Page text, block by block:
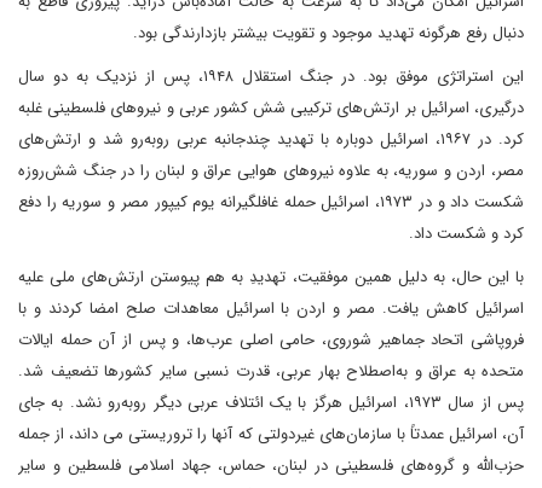
دنبال رفع هرگونه تهدید موجود و تقویت بیشتر بازدارندگی بود.
این استراتژی موفق بود. در جنگ استقلال ۱۹۴۸، پس از نزدیک به دو سال
درگیری، اسرائیل بر ارتش‌های ترکیبی شش کشور عربی و نیروهای فلسطینی غلبه
کرد. در ۱۹۶۷، اسرائیل دوباره با تهدید چندجانبه عربی روبه‌رو شد و ارتش‌های
مصر، اردن و سوریه، به علاوه نیروهای هوایی عراق و لبنان را در جنگ شش‌روزه
شکست داد و در ۱۹۷۳، اسرائیل حمله غافلگیرانه یوم کیپور مصر و سوریه را دفع
کرد و شکست داد.
با این حال، به دلیل همین موفقیت، تهدیدِ به هم پیوستن ارتش‌های ملی علیه
اسرائیل کاهش یافت. مصر و اردن با اسرائیل معاهدات صلح امضا کردند و با
فروپاشی اتحاد جماهیر شوروی، حامی اصلی عرب‌ها، و پس از آن حمله ایالات
متحده به عراق و به‌اصطلاح بهار عربی، قدرت نسبی سایر کشورها تضعیف شد.
پس از سال ۱۹۷۳، اسرائیل هرگز با یک ائتلاف عربی دیگر روبه‌رو نشد. به جای
آن، اسرائیل عمدتاً با سازمان‌های غیردولتی که آنها را تروریستی می داند، از جمله
حزب‌الله و گروه‌های فلسطینی در لبنان، حماس، جهاد اسلامی فلسطین و سایر